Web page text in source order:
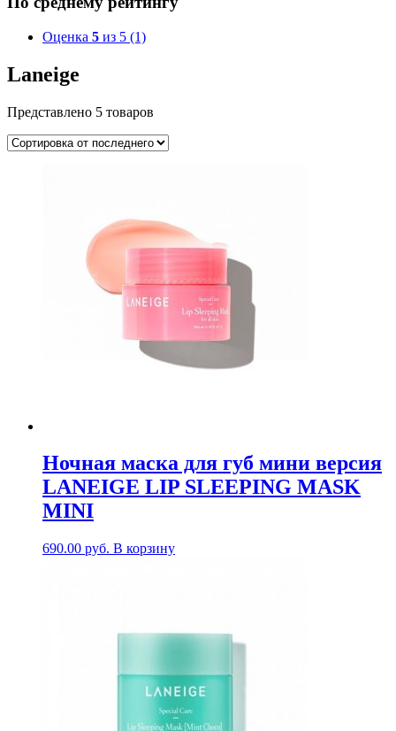
Оценка 5 из 5 (1)
Laneige
Представлено 5 товаров
Ночная маска для губ мини версия
LANEIGE LIP SLEEPING MASK
MINI
690.00 руб. В корзину